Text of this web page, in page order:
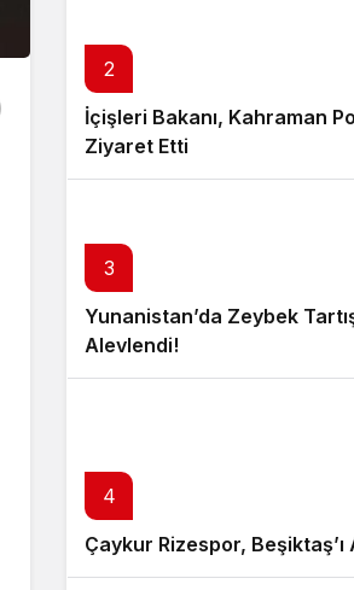
2
İçişleri Bakanı, Kahraman
Ziyaret Etti
3
Yunanistan’da Zeybek
Alevlendi!
4
Çaykur Rizespor, Beşiktaş’ı